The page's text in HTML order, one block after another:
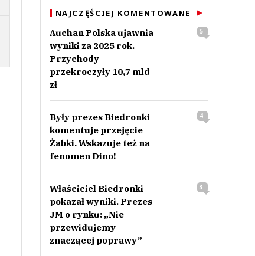
NAJCZĘŚCIEJ KOMENTOWANE
Auchan Polska ujawnia
wyniki za 2025 rok.
Przychody
przekroczyły 10,7 mld
zł
5
Były prezes Biedronki
komentuje przejęcie
Żabki. Wskazuje też na
fenomen Dino!
4
Właściciel Biedronki
pokazał wyniki. Prezes
JM o rynku: „Nie
przewidujemy
znaczącej poprawy”
3